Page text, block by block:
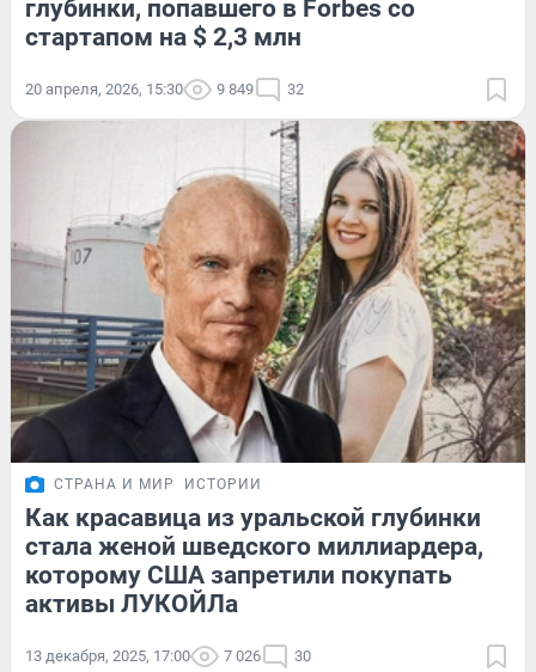
глубинки, попавшего в Forbes со
стартапом на $ 2,3 млн
20 апреля, 2026, 15:30 9 849 32
СТРАНА И МИР ИСТОРИИ
Как красавица из уральской глубинки
стала женой шведского миллиардера,
которому США запретили покупать
активы ЛУКОЙЛа
13 декабря, 2025, 17:00 7 026 30